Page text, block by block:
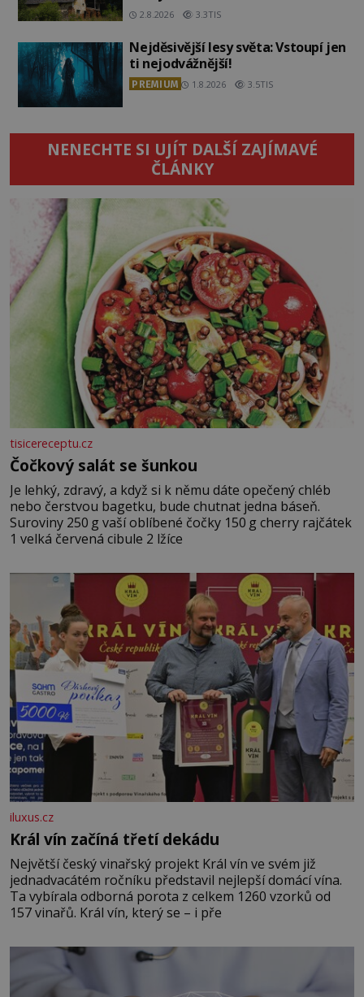
2.8.2026 3.3TIS
Nejděsivější lesy světa: Vstoupí jen
ti nejodvážnější!
PREMIUM 1.8.2026 3.5TIS
NENECHTE SI UJÍT DALŠÍ ZAJÍMAVÉ
ČLÁNKY
tisicereceptu.cz
Čočkový salát se šunkou
Je lehký, zdravý, a když si k němu dáte opečený chléb
nebo čerstvou bagetku, bude chutnat jedna báseň.
Suroviny 250 g vaší oblíbené čočky 150 g cherry rajčátek
1 velká červená cibule 2 lžíce
iluxus.cz
Král vín začíná třetí dekádu
Největší český vinařský projekt Král vín ve svém již
jednadvacátém ročníku představil nejlepší domácí vína.
Ta vybírala odborná porota z celkem 1260 vzorků od
157 vinařů. Král vín, který se – i pře